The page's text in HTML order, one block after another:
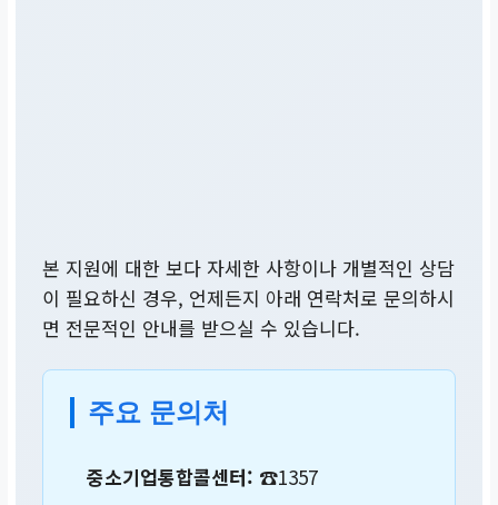
본 지원에 대한 보다 자세한 사항이나 개별적인 상담
이 필요하신 경우, 언제든지 아래 연락처로 문의하시
면 전문적인 안내를 받으실 수 있습니다.
주요 문의처
중소기업통합콜센터: ☎1357